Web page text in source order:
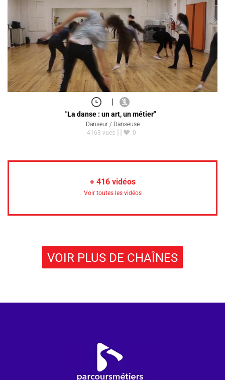
|
"La danse : un art, un métier"
Danseur / Danseuse
4163 vues
0
+ 416vidéos
Voir toutes les vidéos
VOIR PLUS DE CHAÎNES